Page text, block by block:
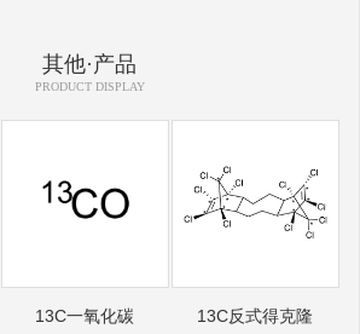
其他·产品
PRODUCT DISPLAY
13C一氧化碳 13C反式得克隆